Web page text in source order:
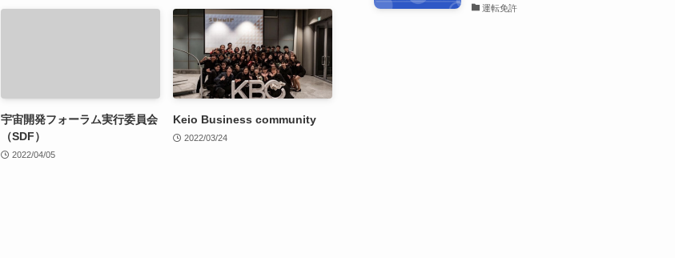
宇宙開発フォーラム実行委員会
（SDF）
2022/04/05
Keio Business community
2022/03/24
運転免許